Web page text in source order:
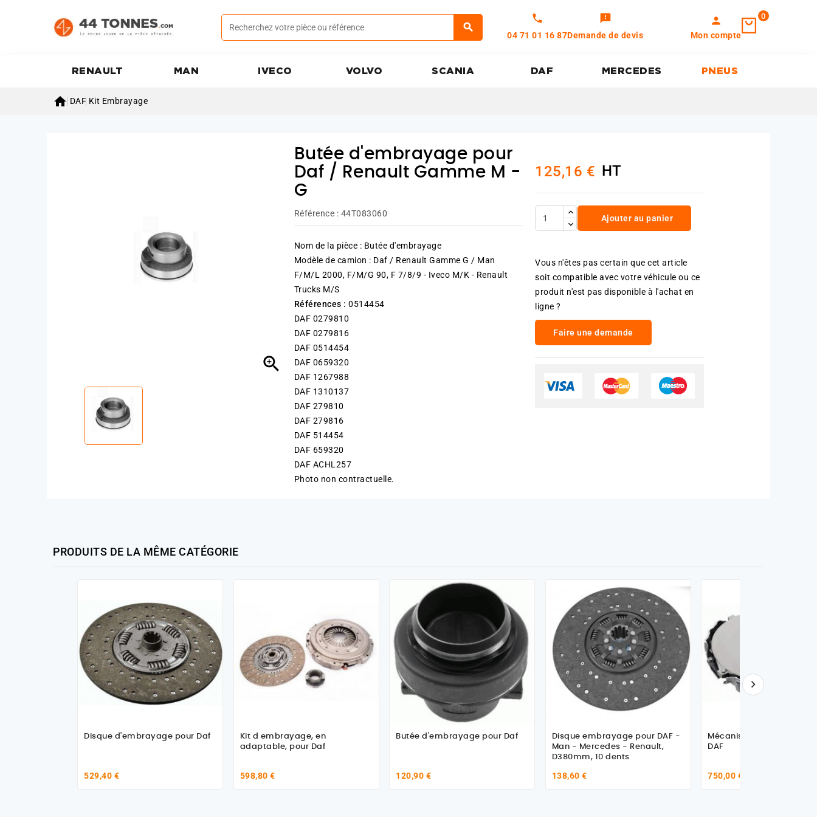
call
04 71 01 16 87
feedback
Demande de devis
person
Mon compte
0
RENAULT MAN IVECO VOLVO SCANIA DAF MERCEDES PNEUS
 DAF Kit Embrayage

Butée d'embrayage pour
Daf / Renault Gamme M -
G
Référence : 44T083060
Nom de la pièce : Butée d'embrayage
Modèle de camion : Daf / Renault Gamme G / Man
F/M/L 2000, F/M/G 90, F 7/8/9 - Iveco M/K - Renault
Trucks M/S
Références : 0514454
DAF 0279810
DAF 0279816
DAF 0514454
DAF 0659320
DAF 1267988
DAF 1310137
DAF 279810
DAF 279816
DAF 514454
DAF 659320
DAF ACHL257
Photo non contractuelle.
125,16 € HT
Ajouter au panier
Vous n'êtes pas certain que cet article
soit compatible avec votre véhicule ou ce
produit n'est pas disponible à l'achat en
ligne ?
Faire une demande
PRODUITS DE LA MÊME CATÉGORIE
Disque d'embrayage pour Daf
529,40 €
Kit d embrayage, en
adaptable, pour Daf
598,80 €
Butée d'embrayage pour Daf
120,90 €
Disque embrayage pour DAF -
Man - Mercedes - Renault,
D380mm, 10 dents
138,60 €
Mécanisme
DAF
750,00 €
